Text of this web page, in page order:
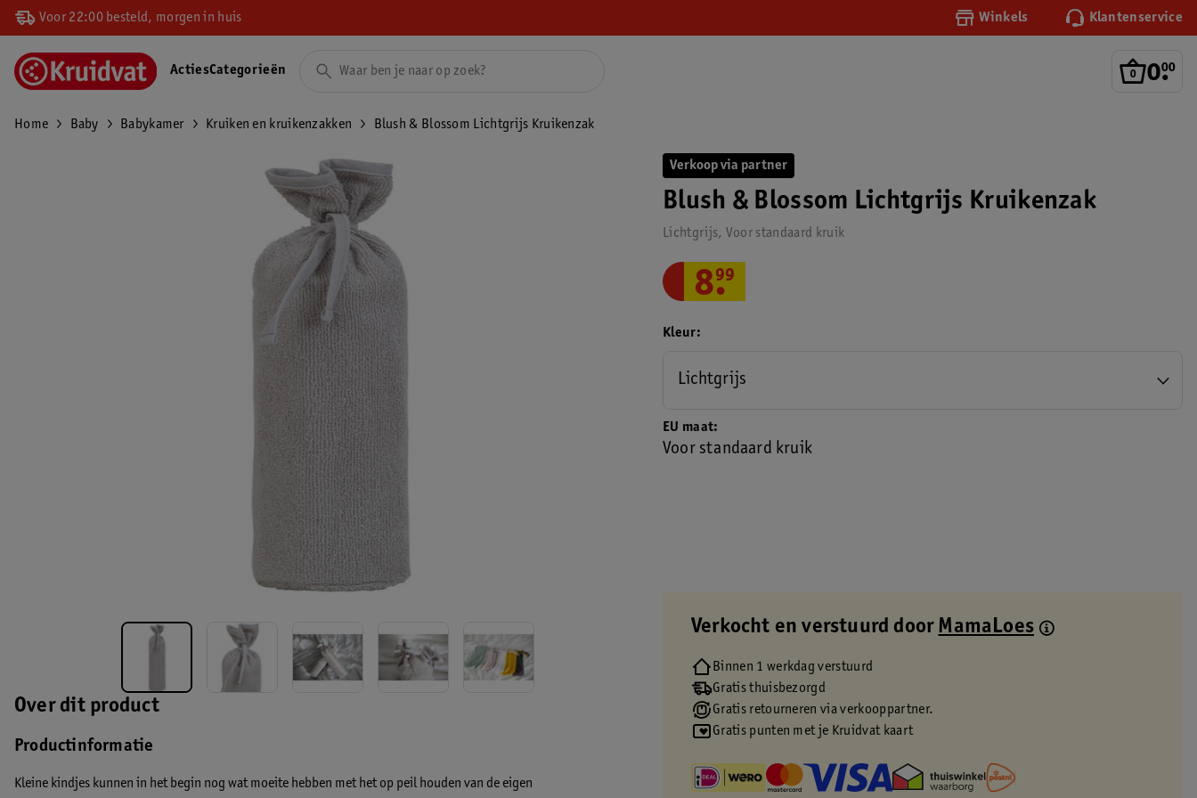
Voor 22:00 besteld, morgen in huis Winkels Klantenservice
0.
00
ActiesCategorieën
Home Baby Babykamer Kruiken en kruikenzakken Blush & Blossom Lichtgrijs Kruikenzak
Over dit product
Productinformatie
Kleine kindjes kunnen in het begin nog wat moeite hebben met het op peil houden van de eigen
Verkoop via partner
Blush & Blossom Lichtgrijs Kruikenzak
Lichtgrijs, Voor standaard kruik
8.
99
EU maat
Voor standaard kruik
Kleur
Lichtgrijs
Verkocht en verstuurd door MamaLoes
Binnen 1 werkdag verstuurd
Gratis thuisbezorgd
Gratis retourneren via verkooppartner.
Gratis punten met je Kruidvat kaart